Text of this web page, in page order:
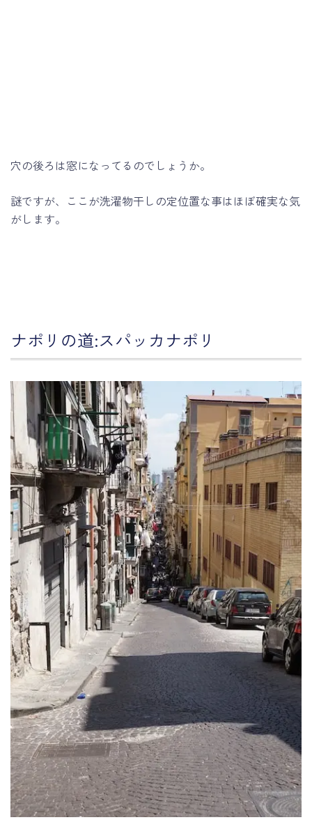
穴の後ろは窓になってるのでしょうか。
謎ですが、ここが洗濯物干しの定位置な事はほぼ確実な気
がします。
ナポリの道:スパッカナポリ